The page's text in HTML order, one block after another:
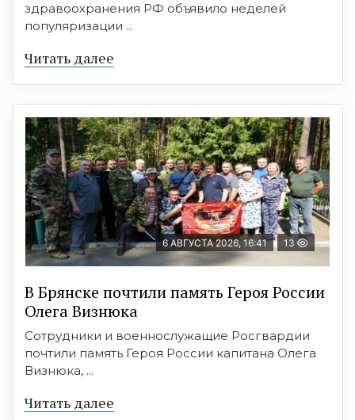
здравоохранения РФ объявило неделей
популяризации ...
Читать далее
6 АВГУСТА 2026, 16:41 13
В Брянске почтили память Героя России
Олега Визнюка
Сотрудники и военнослужащие Росгвардии
почтили память Героя России капитана Олега
Визнюка, ...
Читать далее